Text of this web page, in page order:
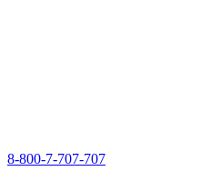
8-800-7-707-707